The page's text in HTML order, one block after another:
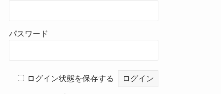
パスワード
ログイン状態を保存する